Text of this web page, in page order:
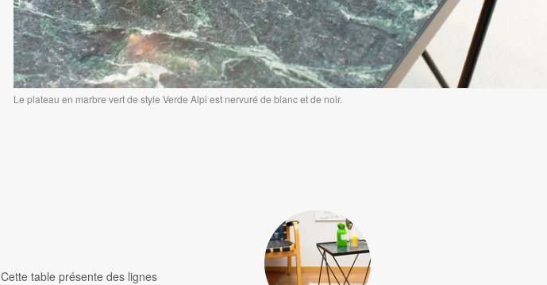
Le plateau en marbre vert de style Verde Alpi est nervuré de blanc et de noir.
Cette table présente des lignes